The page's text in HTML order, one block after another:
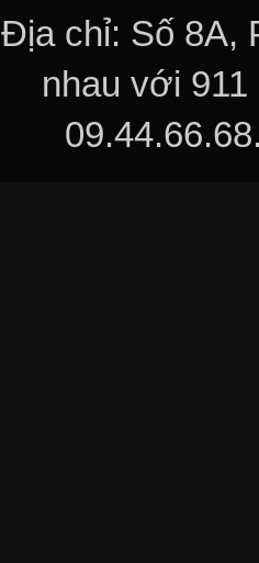
Địa chỉ: Số 8A,
nhau với